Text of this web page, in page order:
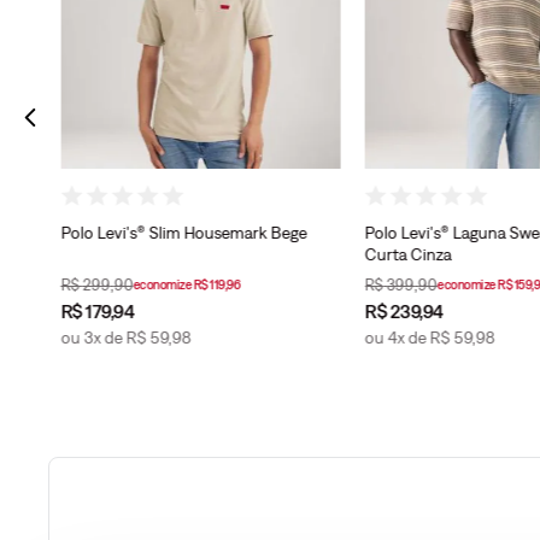
Polo Levi's® Slim Housemark Bege
R$ 299,90economizeR$119,96
R$179,94
ou 3x deR$ 59,98
Polo Levi's® Laguna
Curta Cinza
R$ 399,90economizeR$159,
R$239,94
ou4x deR$ 59,98